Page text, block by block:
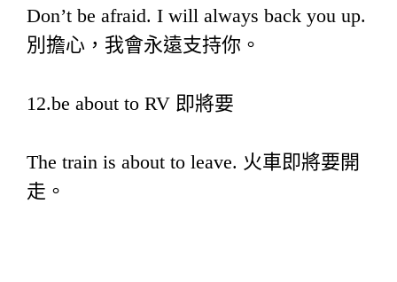
Don’t be afraid. I will always back you up.
別擔心，我會永遠支持你。
12.be about to RV 即將要
The train is about to leave. 火車即將要開
走。